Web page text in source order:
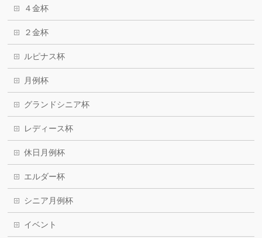
４金杯
２金杯
ルピナス杯
月例杯
グランドシニア杯
レディース杯
休日月例杯
エルダー杯
シニア月例杯
イベント